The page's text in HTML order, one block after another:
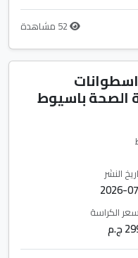
الصحة باسيوط
النشر
2026-
سعر الكراسة
ج.م